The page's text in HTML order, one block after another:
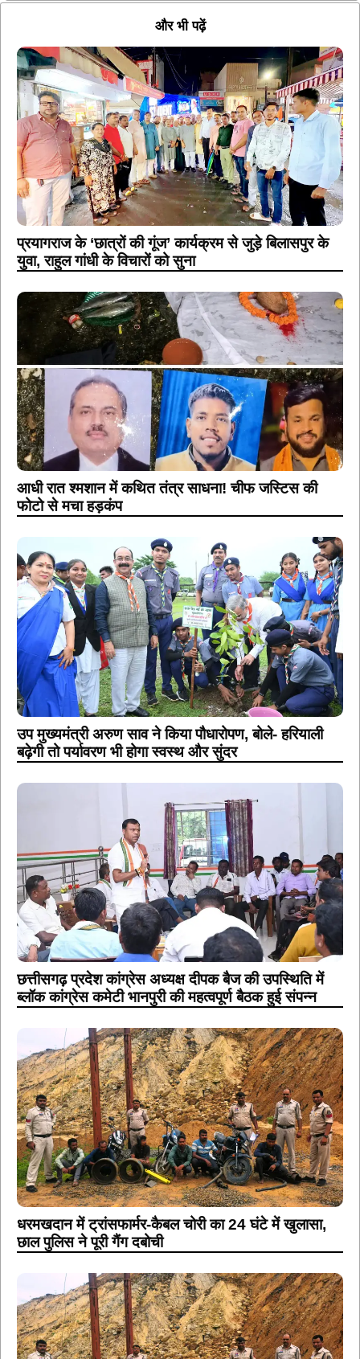
और भी पढ़ें
प्रयागराज के ‘छात्रों की गूंज’ कार्यक्रम से जुड़े बिलासपुर के
युवा, राहुल गांधी के विचारों को सुना
आधी रात श्मशान में कथित तंत्र साधना! चीफ जस्टिस की
फोटो से मचा हड़कंप
उप मुख्यमंत्री अरुण साव ने किया पौधारोपण, बोले- हरियाली
बढ़ेगी तो पर्यावरण भी होगा स्वस्थ और सुंदर
छत्तीसगढ़ प्रदेश कांग्रेस अध्यक्ष दीपक बैज की उपस्थिति में
ब्लॉक कांग्रेस कमेटी भानपुरी की महत्वपूर्ण बैठक हुई संपन्न
धरमखदान में ट्रांसफार्मर-कैबल चोरी का 24 घंटे में खुलासा,
छाल पुलिस ने पूरी गैंग दबोची